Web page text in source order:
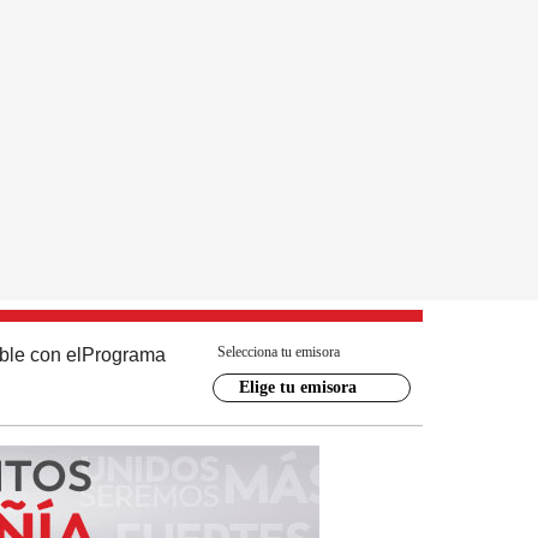
con el Programa Selecciona tu emisora
Elige tu emisora